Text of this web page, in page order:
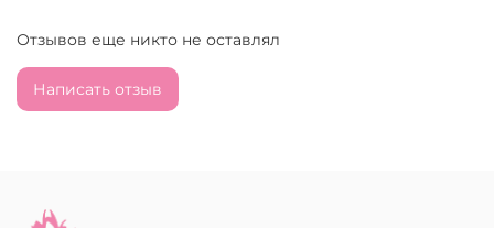
Отзывов еще никто не оставлял
Написать отзыв